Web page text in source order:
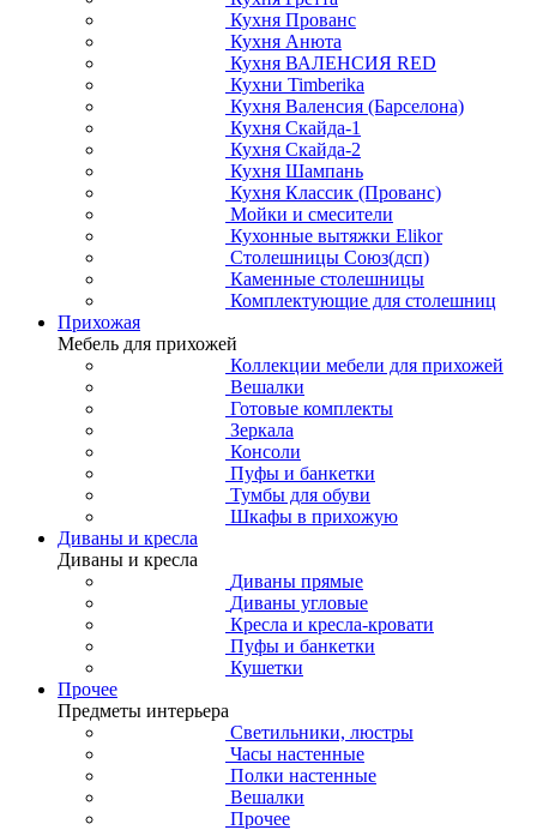
Кухня Прованс
Кухня Анюта
Кухня ВАЛЕНСИЯ RED
Кухни Timberika
Кухня Валенсия (Барселона)
Кухня Скайда-1
Кухня Скайда-2
Кухня Шампань
Кухня Классик (Прованс)
Мойки и смесители
Кухонные вытяжки Elikor
Столешницы Союз(дсп)
Каменные столешницы
Комплектующие для столешниц
Прихожая
Мебель для прихожей
Коллекции мебели для прихожей
Вешалки
Готовые комплекты
Зеркала
Консоли
Пуфы и банкетки
Тумбы для обуви
Шкафы в прихожую
Диваны и кресла
Диваны и кресла
Диваны прямые
Диваны угловые
Кресла и кресла-кровати
Пуфы и банкетки
Кушетки
Прочее
Предметы интерьера
Светильники, люстры
Часы настенные
Полки настенные
Вешалки
Прочее